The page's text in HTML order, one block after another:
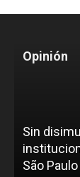
Opinión
Sin
São Paulo